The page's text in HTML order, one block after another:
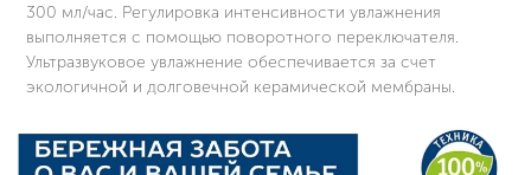
300 мл/час. Регулировка интенсивности увлажнения
выполняется с помощью поворотного переключателя.
Ультразвуковое увлажнение обеспечивается за счет
экологичной и долговечной керамической мембраны.